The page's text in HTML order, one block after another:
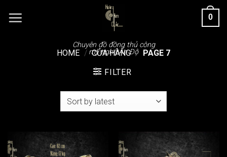
đến
Chuyên đồ đồng thủ công
mỹ nghệ Ấn Độ
0
HOME / CỬA HÀNG / PAGE 7
FILTER